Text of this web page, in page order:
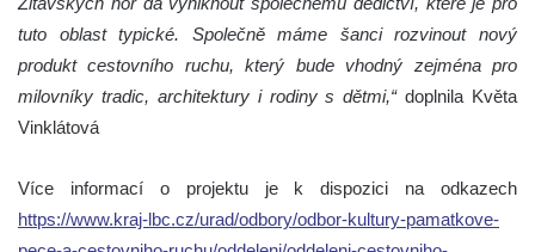
tuto oblast typické. Společně máme šanci rozvinout nový
produkt cestovního ruchu, který bude vhodný zejména pro
milovníky tradic, architektury i rodiny s dětmi,“doplnila Květa
Vinklátová
Více informací o projektu je k dispozici na odkazech
https://www.kraj-lbc.cz/urad/odbory/odbor-kultury-pamatkove-